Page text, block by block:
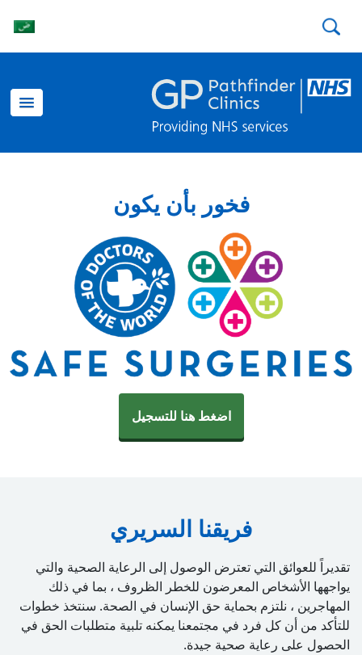
فخور بأن يكون
اضغط هنا للتسجيل
فريقنا السريري
تقديراً للعوائق التي تعترض الوصول إلى الرعاية الصحية والتي
يواجهها الأشخاص المعرضون للخطر الظروف ، بما في ذلك
المهاجرين ، نلتزم بحماية حق الإنسان في الصحة. سنتخذ خطوات
للتأكد من أن كل فرد في مجتمعنا يمكنه تلبية متطلبات الحق في
الحصول على رعاية صحية جيدة.